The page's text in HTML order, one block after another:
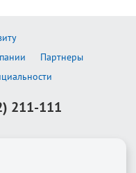
Партнеры
211-111